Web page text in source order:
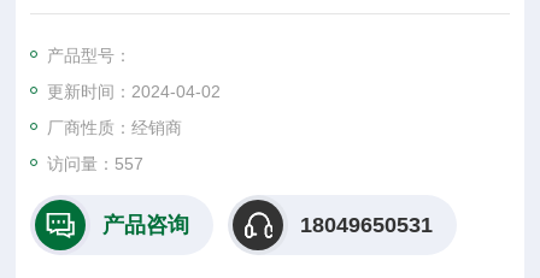
度：300水溶性：是适用掺量：8较低操作温度：5较高操
作温度：30包装规格：25纤维直径15um±3是否进口否2
017年10月27日
产品型号：
更新时间：2024-04-02
厂商性质：经销商
访问量：557
产品咨询 18049650531